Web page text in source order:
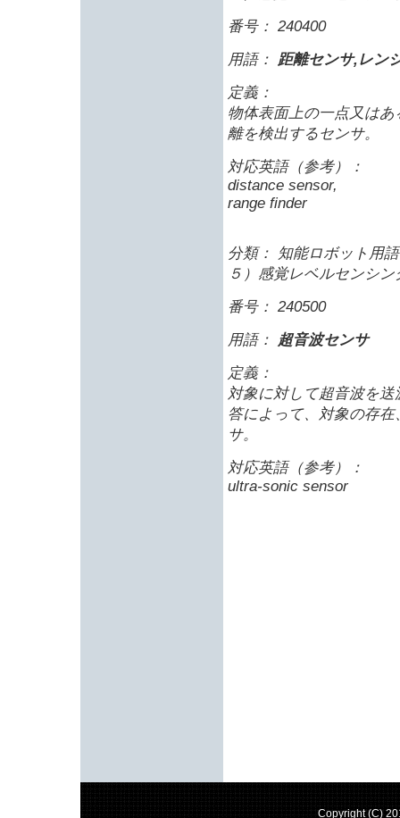
番号： 240400
用語： 距離センサ,レン
定義：
物体表面上の一点又は
離を検出するセンサ。
対応英語（参考）：
distance sensor,
range finder
分類： 知能ロボット用
５）感覚レベルセンシン
番号： 240500
用語： 超音波センサ
定義：
対象に対して超音波を
答によって、対象の存
サ。
対応英語（参考）：
ultra-sonic sensor
Copyright (C)